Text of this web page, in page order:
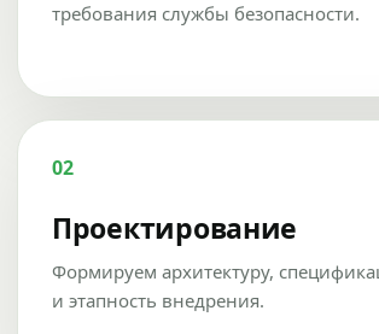
требования службы безопасности.
02
Проектирование
Формируем архитектуру,
и этапность внедрения.